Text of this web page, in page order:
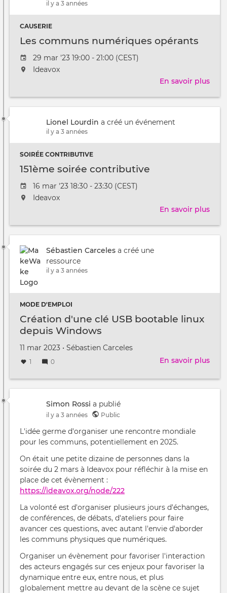
il y a 3 années
CAUSERIE
Les communs numériques opérants
Date
de
29 mar '23 19:00 - 21:00 (CEST)
L'événement
au
Ideavox
En savoir plus
Lionel Lourdin a créé un événement
il y a 3 années
SOIRÉE CONTRIBUTIVE
151ème soirée contributive
Date
de
16 mar '23 18:30 - 23:30 (CEST)
L'événement
au
à
Ideavox
En savoir plus
Sébastien Carceles a créé une
ressource
il y a 3 années
MODE D'EMPLOI
Création d'une clé USB bootable linux
depuis Windows
Créé
le
11 mar 2023 •
par Sébastien Carceles
1 0 En savoir plus
Simon Rossi a publié
il y a 3 années Public
L'idée germe d'organiser une rencontre mondiale
pour les communs, potentiellement en 2025.
On était une petite dizaine de personnes dans la
soirée du 2 mars à Ideavox pour réfléchir à la mise en
place de cet évènement :
https://ideavox.org/node/222
La volonté est d'organiser plusieurs jours d'échanges,
de conférences, de débats, d'ateliers pour faire
avancer ces questions, avec autant l'envie d'aborder
les communs physiques que numériques.
Organiser un évènement pour favoriser l'interaction
des acteurs engagés sur ces enjeux pour favoriser la
dynamique entre eux, entre nous, et plus
globalement mettre au devant de la scène ce sujet